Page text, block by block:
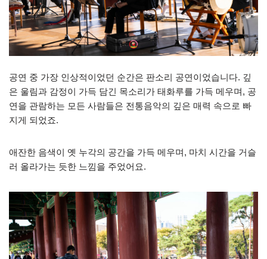
공연 중 가장 인상적이었던 순간은 판소리 공연이었습니다. 깊
은 울림과 감정이 가득 담긴 목소리가 태화루를 가득 메우며, 공
연을 관람하는 모든 사람들은 전통음악의 깊은 매력 속으로 빠
지게 되었죠.
애잔한 음색이 옛 누각의 공간을 가득 메우며, 마치 시간을 거슬
러 올라가는 듯한 느낌을 주었어요.